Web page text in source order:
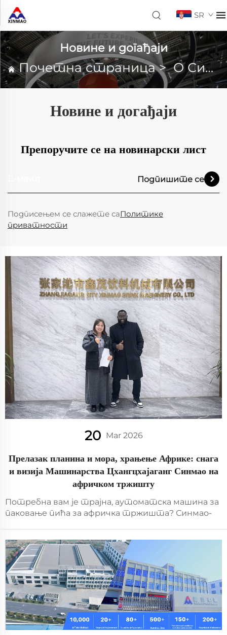
SR
Новине и догађаји
Почетна страница>О Синмао-у
Новине и догађаји
Препоручите се на новинарски лист
Подпишите се
Подписењем се слажете саПолитике
приватности
20 Mar 2026
Прелазак планина и мора, храњење Африке: снага
и визија Машинарства Цхангцхајаганг Синмао на
афричком тржишту
Потребна вам је трајна, аутоматска машина за
паковање пића за афричка тржишта? Синмао-
Поуздано у Гани, изграђено за развој
инфраструктуре. Захтевите детаље данас.